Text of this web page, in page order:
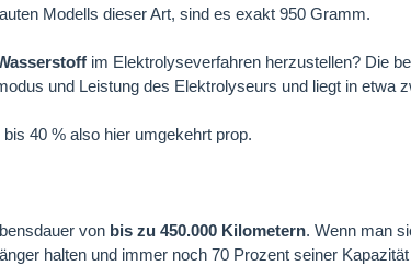
Modells dieser Art, sind es exakt 950 Gramm.
im Elektrolyseverfahren herzustellen? Die
und Leistung des Elektrolyseurs und liegt in etwa
40 % also hier umgekehrt prop.
von bis zu 450.000 Kilometern. Wenn man
halten und immer noch 70 Prozent seiner Kapazität